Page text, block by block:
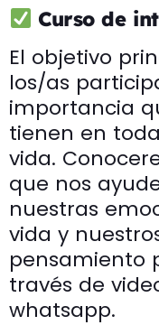
Curso de
El objetivo
los/as
importancia
tienen en
vida.
que nos
nuestras
vida y
pensamiento
través de
whatsapp.